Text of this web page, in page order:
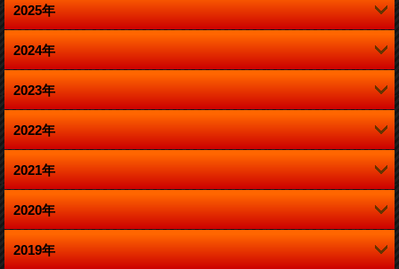
4月 (1)
2025年
12月 (1)
10月 (1)
8月 (1)
4月 (1)
2024年
12月 (1)
10月 (1)
8月 (1)
4月 (1)
3月 (1)
2023年
12月 (5)
11月 (1)
10月 (2)
8月 (1)
2022年
12月 (2)
11月 (1)
10月 (3)
2021年
12月 (2)
11月 (1)
2020年
12月 (2)
2019年